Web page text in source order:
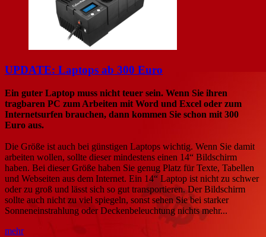
UPDATE: Laptops ab 300 Euro
Ein guter Laptop muss nicht teuer sein. Wenn Sie ihren
tragbaren PC zum Arbeiten mit Word und Excel oder zum
Internetsurfen brauchen, dann kommen Sie schon mit 300
Euro aus.
Die Größe ist auch bei günstigen Laptops wichtig. Wenn Sie damit
arbeiten wollen, sollte dieser mindestens einen 14“ Bildschirm
haben. Bei dieser Größe haben Sie genug Platz für Texte, Tabellen
und Webseiten aus dem Internet. Ein 14“ Laptop ist nicht zu schwer
oder zu groß und lässt sich so gut transportieren. Der Bildschirm
sollte auch nicht zu viel spiegeln, sonst sehen Sie bei starker
Sonneneinstrahlung oder Deckenbeleuchtung nichts mehr...
mehr